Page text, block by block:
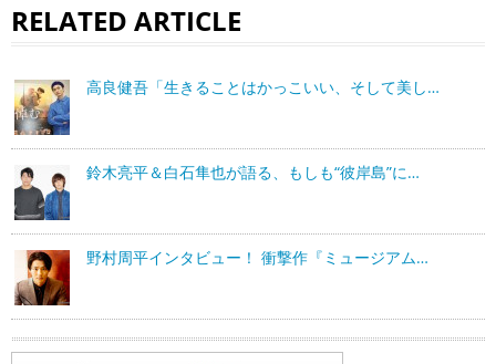
RELATED ARTICLE
高良健吾「生きることはかっこいい、そして美し…
鈴木亮平＆白石隼也が語る、もしも“彼岸島”に…
野村周平インタビュー！ 衝撃作『ミュージアム…